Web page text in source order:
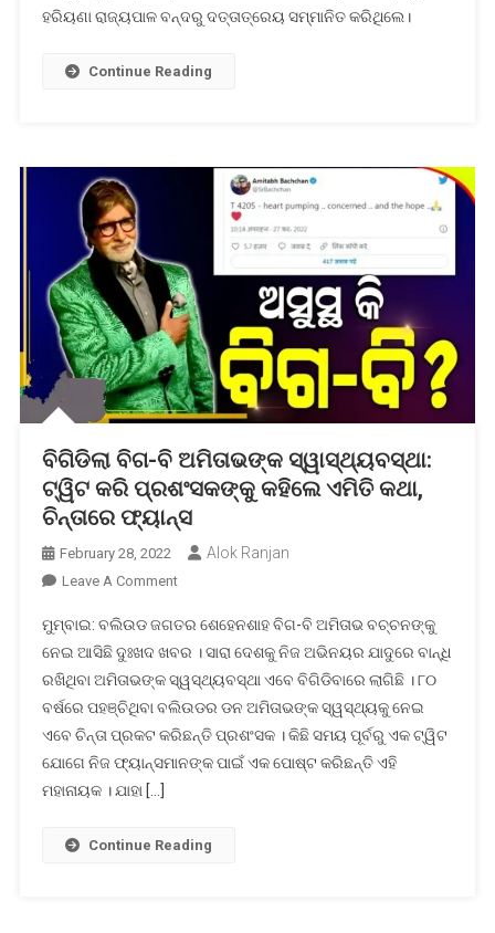
ରାଜ୍ୟପାଳ
ହରିୟଣା ରାଜ୍ୟପାଳ ବନ୍ଦରୁ ଦତ୍ତାତ୍ରେୟ ସମ୍ମାନିତ କରିଥିଲେ।
Continue Reading
ବିଗିଡିଲା ବିଗ-ବି ଅମିତାଭଙ୍କ ସ୍ୱାସ୍ଥ୍ୟବସ୍ଥା:
ଟ୍ୱିଟ କରି ପ୍ରଶଂସକଙ୍କୁ କହିଲେ ଏମିତି କଥା,
ଚିନ୍ତାରେ ଫ୍ୟାନ୍ସ
February 28, 2022 Alok Ranjan
Leave A CommentOn
ବିଗ-
ବି
ଅମିତାଭଙ୍କ
ସ୍ୱାସ୍ଥ୍ୟବସ୍ଥା:
ଟ୍ୱିଟ
କରି
ମୁମ୍ବାଇ: ବଲିଉଡ ଜଗତର ଶେହେନଶାହ ବିଗ-ବି ଅମିତାଭ ବଚ୍ଚନଙ୍କୁ
ନେଇ ଆସିଛି ଦୁଃଖଦ ଖବର । ସାରା ଦେଶକୁ ନିଜ ଅଭିନୟର ଯାଦୁରେ ବାନ୍ଧି
ରଖିଥିବା ଅମିତାଭଙ୍କ ସ୍ୱସ୍ଥ୍ୟବସ୍ଥା ଏବେ ବିଗିଡିବାରେ ଲାଗିଛି । ୮୦
ବର୍ଷରେ ପହଞ୍ଚିଥିବା ବଲିଉଡର ଡନ ଅମିତାଭଙ୍କ ସ୍ୱସ୍ଥ୍ୟକୁ ନେଇ
ଏବେ ଚିନ୍ତା ପ୍ରକଟ କରିଛନ୍ତି ପ୍ରଶଂସକ । କିଛି ସମୟ ପୂର୍ବରୁ ଏକ ଟ୍ୱିଟ
ଯୋଗେ ନିଜ ଫ୍ୟାନ୍ସମାନଙ୍କ ପାଇଁ ଏକ ପୋଷ୍ଟ କରିଛନ୍ତି ଏହି
ମହାନାୟକ । ଯାହା […]
Continue Reading